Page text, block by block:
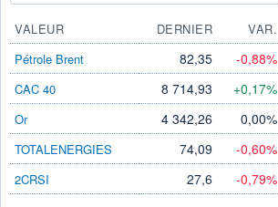
VALEUR DERNIER
VAR.
Pétrole Brent
82,35 -0,88%
CAC 40 8 714,93 +0,17%
Or 4 342,26 0,00%
TOTALENERGIES 74,09 -0,60%
2CRSI 27,6 -0,79%